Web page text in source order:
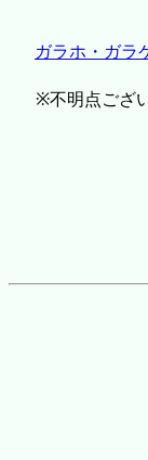
ガラホ・ガラ
※不明点ござ